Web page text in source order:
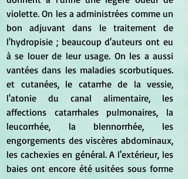
violette. On les a administrées comme un
bon adjuvant dans le traitement de
l'hydropisie ; beaucoup d'auteurs ont eu
à se louer de leur usage. On les a aussi
vantées dans les maladies scorbutiques.
et cutanées, le catarrhe de la vessie,
l'atonie du canal alimentaire, les
affections catarrhales pulmonaires, la
leucorrhée, la blennorrhée, les
engorgements des viscères abdominaux,
les cachexies en général. A l'extérieur, les
baies ont encore été usitées sous forme